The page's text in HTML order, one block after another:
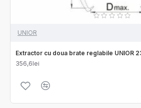
UNIOR
Extractor cu doua brate reglabile UNIOR
356,6lei